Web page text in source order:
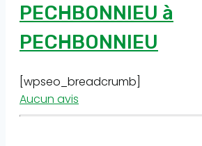
PECHBONNIEU à
PECHBONNIEU
[wpseo_breadcrumb]
Aucun avis